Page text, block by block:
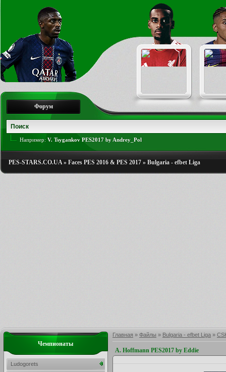
Форум
Например: V. Tsygankov PES2017 by Andrey_Pol
PES-STARS.CO.UA» Faces PES 2016 & PES 2017 » Bulgaria - efbet Liga
Главная » Файлы » Bulgaria - efbet Liga »
A. Hoffmann PES2017 by Eddie
Чемпионаты
Ludogorets